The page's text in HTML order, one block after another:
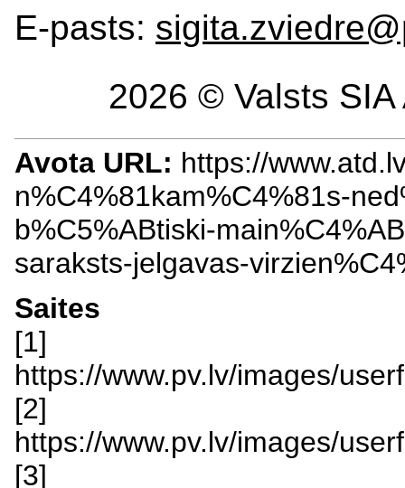
E-pasts:
2026 © Valsts
Avota URL: https://
n%C4%81kam%C4%81s-
b%C5%ABtiski-
saraksts-jelgavas-
Saites
[1]
https://www.pv.lv/images/
[2]
https://www.pv.lv/images/
[3]